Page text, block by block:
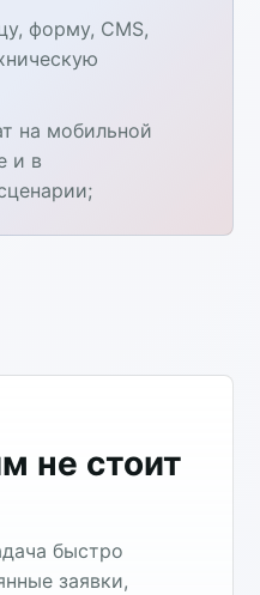
форму, CMS,
на мобильной
и в
не стоит
быстро
заявки,